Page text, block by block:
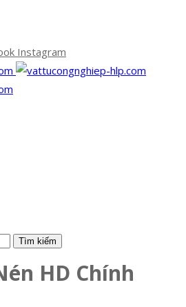
Instagram
HD Chính